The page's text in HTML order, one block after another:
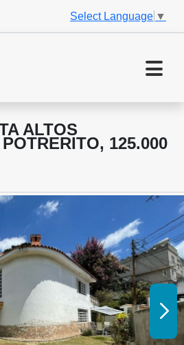
Select Language ▼
ALTOS
125.000